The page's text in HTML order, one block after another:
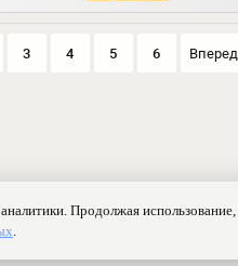
3 4 5 6 Вперед